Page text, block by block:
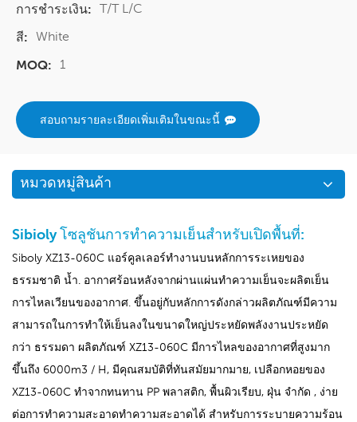
การชำระเงิน: T/T L/C
สี: White
MOQ:
1
สอบถามรายละเอียดเพิ่มเติมในขณะนี้
หมวดหมู่สินค้า
Sibioly โซลูชันการทำความเย็นสำหรับเปิดพื้นที่:
Siboly XZ13-060C แอร์คูลเลอร์ทำงานบนหลักการระเหยของ
ธรรมชาติ น้ำ. อากาศร้อนหลังจากผ่านแผ่นทำความเย็นจะผลิตเย็น
การไหลเวียนของอากาศ. ขึ้นอยู่กับหลักการดังกล่าวผลิตภัณฑ์มีความ
สามารถในการทำให้เย็นลงในขนาดใหญ่ประหยัดพลังงานประหยัด
กว่า ธรรมดา ผลิตภัณฑ์ XZ13-060C มีการไหลของอากาศที่สูงมาก
ขึ้นถึง 6000m3 / H, มีคุณสมบัติที่ทันสมัยมากมาย, เปลือกหอยของ
XZ13-060C ทำจากทนทาน PP พลาสติก, พื้นผิวเรียบ, ฝุ่น จำกัด , ง่าย
ต่อการทำความสะอาดทำความสะอาดได้ สำหรับการระบายความร้อน